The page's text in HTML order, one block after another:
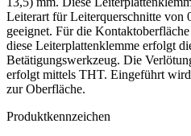
Leiterart für Leiterquerschnitte von
geeignet. Für die
diese Leiterplattenklemme erfolgt
Betätigungswerkzeug. Die
erfolgt mittels THT. Eingeführt
zur Oberfläche.
Produktkennzeichen